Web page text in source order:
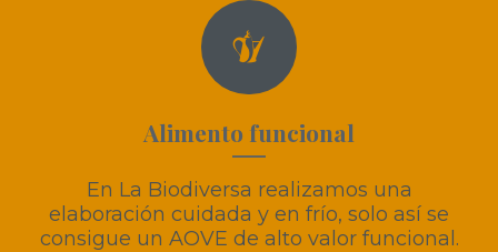
Alimento funcional
En La Biodiversa realizamos una
elaboración cuidada y en frío, solo así se
consigue un AOVE de alto valor funcional.